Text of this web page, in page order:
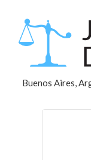
Buenos Aires,